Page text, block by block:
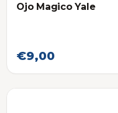
Ojo Magico Yale
€9,00